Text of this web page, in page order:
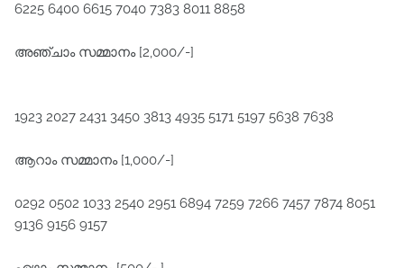
6225 6400 6615 7040 7383 8011 8858
അഞ്ചാം സമ്മാനം [2,000/-]
1923 2027 2431 3450 3813 4935 5171 5197 5638 7638
ആറാം സമ്മാനം [1,000/-]
0292 0502 1033 2540 2951 6894 7259 7266 7457 7874 8051
9136 9156 9157